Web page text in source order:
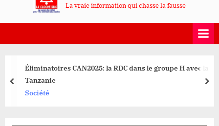
La vraie information qui chasse la fausse
Éliminatoires CAN2025: la RDC dans le groupe H avec la
Tanzanie
Société
prev